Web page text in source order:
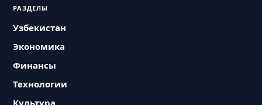
РАЗДЕЛЫ
Узбекистан
Экономика
Финансы
Технологии
Культура